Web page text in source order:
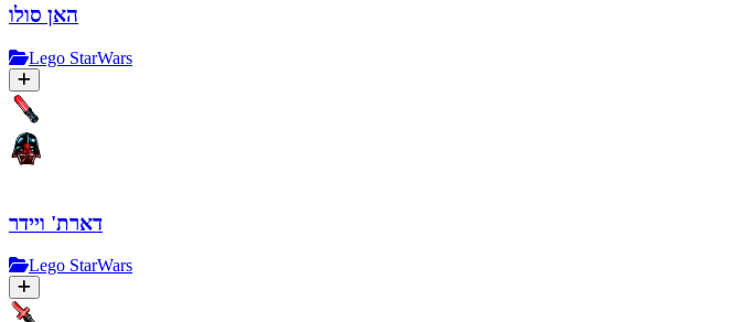
האן סולו
Lego StarWars
דארת' ויידר
Lego StarWars